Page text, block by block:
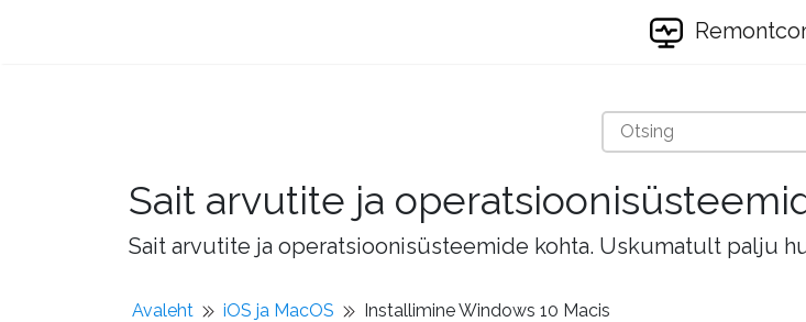
Sait arvutite ja
Sait arvutite ja operatsioonisüsteemide kohta. Uskumatult palju
Avaleht iOS ja MacOS Installimine Windows 10 Macis